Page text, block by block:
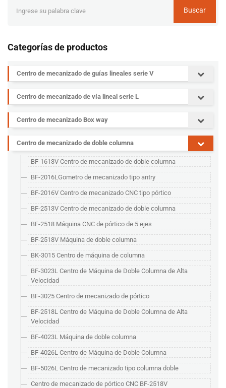
Buscar
Categorías de productos
Centro de mecanizado de guías lineales serie V
Centro de mecanizado de vía lineal serie L
Centro de mecanizado Box way
Centro de mecanizado de doble columna
BF-1613V Centro de mecanizado de doble columna
BF-2016LGometro de mecanizado tipo antry
BF-2016V Centro de mecanizado CNC tipo pórtico
BF-2513V Centro de mecanizado de doble columna
BF-2518 Máquina CNC de pórtico de 5 ejes
BF-2518V Máquina de doble columna
BK-3015 Centro de máquina de columna
BF-3023L Centro de Máquina de Doble Columna de Alta
Velocidad
BF-3025 Centro de mecanizado de pórtico
BF-2518L Centro de Máquina de Doble Columna de Alta
Velocidad
BF-4023L Máquina de doble columna
BF-4026L Centro de Máquina de Doble Columna
BF-5026L Centro de mecanizado tipo columna doble
Centro de mecanizado de pórtico CNC BF-2518V